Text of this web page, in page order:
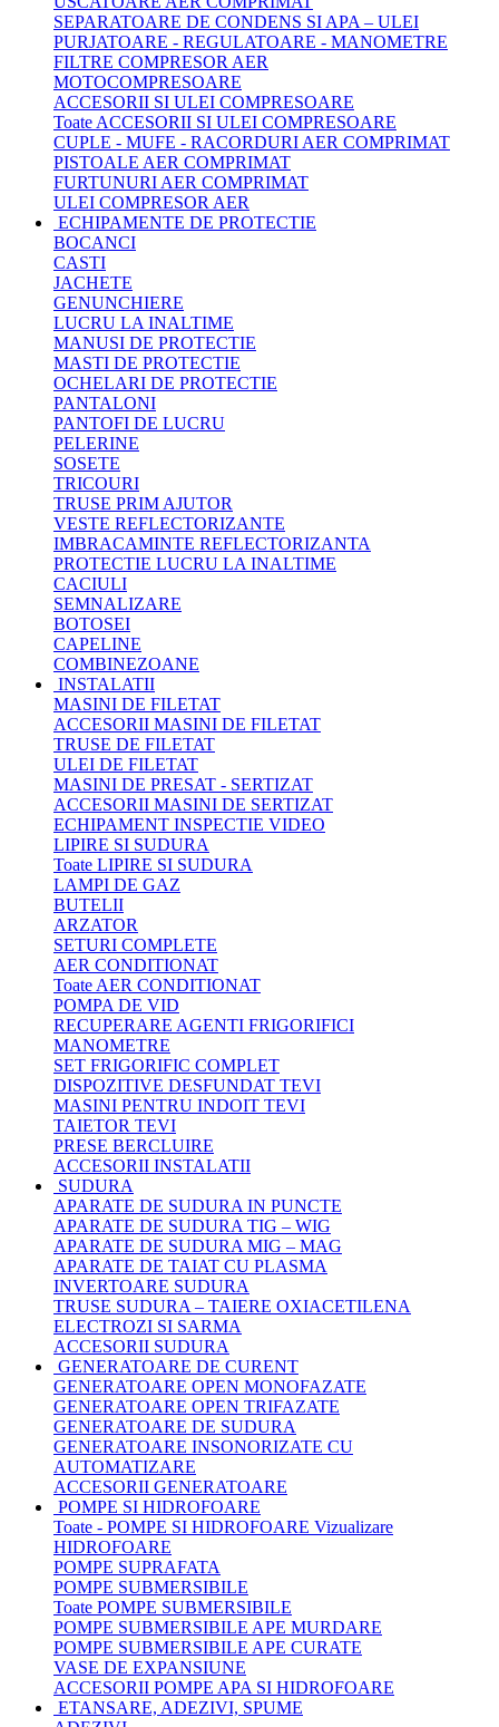
SEPARATOARE DE CONDENS SI APA – ULEI
PURJATOARE - REGULATOARE - MANOMETRE
FILTRE COMPRESOR AER
MOTOCOMPRESOARE
ACCESORII SI ULEI COMPRESOARE
Toate ACCESORII SI ULEI COMPRESOARE
CUPLE - MUFE - RACORDURI AER COMPRIMAT
PISTOALE AER COMPRIMAT
FURTUNURI AER COMPRIMAT
ULEI COMPRESOR AER
ECHIPAMENTE DE PROTECTIE
BOCANCI
CASTI
JACHETE
GENUNCHIERE
LUCRU LA INALTIME
MANUSI DE PROTECTIE
MASTI DE PROTECTIE
OCHELARI DE PROTECTIE
PANTALONI
PANTOFI DE LUCRU
PELERINE
SOSETE
TRICOURI
TRUSE PRIM AJUTOR
VESTE REFLECTORIZANTE
IMBRACAMINTE REFLECTORIZANTA
PROTECTIE LUCRU LA INALTIME
CACIULI
SEMNALIZARE
BOTOSEI
CAPELINE
COMBINEZOANE
INSTALATII
MASINI DE FILETAT
ACCESORII MASINI DE FILETAT
TRUSE DE FILETAT
ULEI DE FILETAT
MASINI DE PRESAT - SERTIZAT
ACCESORII MASINI DE SERTIZAT
ECHIPAMENT INSPECTIE VIDEO
LIPIRE SI SUDURA
Toate LIPIRE SI SUDURA
LAMPI DE GAZ
BUTELII
ARZATOR
SETURI COMPLETE
AER CONDITIONAT
Toate AER CONDITIONAT
POMPA DE VID
RECUPERARE AGENTI FRIGORIFICI
MANOMETRE
SET FRIGORIFIC COMPLET
DISPOZITIVE DESFUNDAT TEVI
MASINI PENTRU INDOIT TEVI
TAIETOR TEVI
PRESE BERCLUIRE
ACCESORII INSTALATII
SUDURA
APARATE DE SUDURA IN PUNCTE
APARATE DE SUDURA TIG – WIG
APARATE DE SUDURA MIG – MAG
APARATE DE TAIAT CU PLASMA
INVERTOARE SUDURA
TRUSE SUDURA – TAIERE OXIACETILENA
ELECTROZI SI SARMA
ACCESORII SUDURA
GENERATOARE DE CURENT
GENERATOARE OPEN MONOFAZATE
GENERATOARE OPEN TRIFAZATE
GENERATOARE DE SUDURA
GENERATOARE INSONORIZATE CU
AUTOMATIZARE
ACCESORII GENERATOARE
POMPE SI HIDROFOARE
Toate - POMPE SI HIDROFOARE Vizualizare
HIDROFOARE
POMPE SUPRAFATA
POMPE SUBMERSIBILE
Toate POMPE SUBMERSIBILE
POMPE SUBMERSIBILE APE MURDARE
POMPE SUBMERSIBILE APE CURATE
VASE DE EXPANSIUNE
ACCESORII POMPE APA SI HIDROFOARE
ETANSARE, ADEZIVI, SPUME